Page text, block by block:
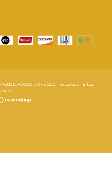
- 2026. Todos os direitos